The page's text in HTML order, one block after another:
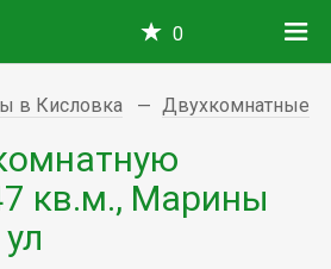
0
в Кисловка Двухкомнатные
кв.м., Марины